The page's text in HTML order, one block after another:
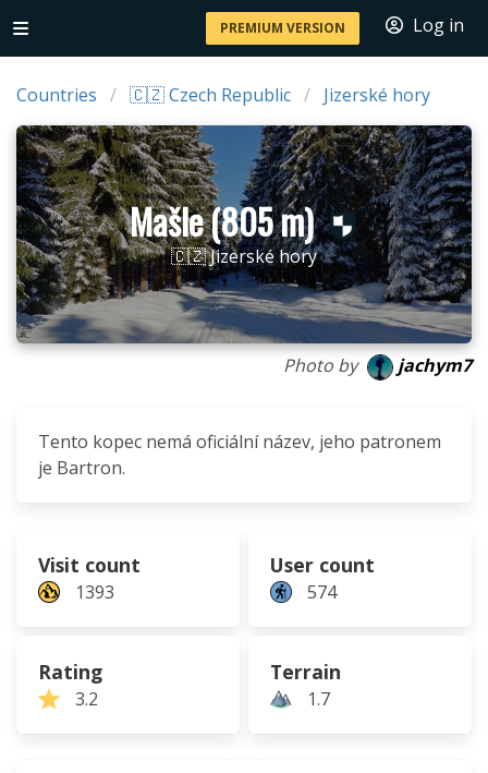
PREMIUM VERSION Log in
Countries 🇨🇿 Czech Republic Jizerské hory
Mašle (805 m)
🇨🇿 Jizerské hory
Photo by jachym7
Tento kopec nemá oficiální název, jeho patronem
je Bartron.
Visit count
1393
User count
574
Rating
3.2
Terrain
1.7